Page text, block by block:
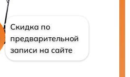
Скидка по
предварительной
записи на сайте